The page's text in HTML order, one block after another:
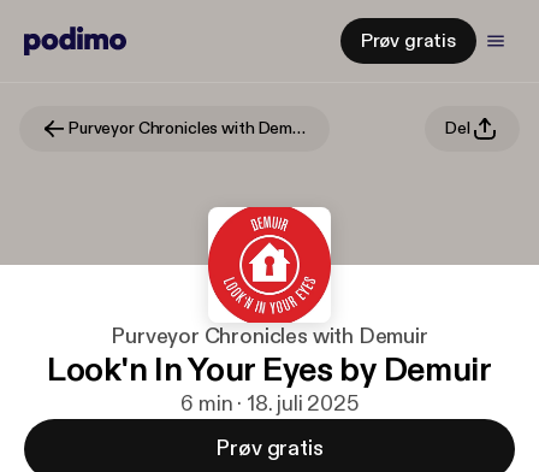
Prøv gratis
Purveyor Chronicles with Demuir Del
Purveyor Chronicles with Demuir
Look'n In Your Eyes by Demuir
6 min · 18. juli 2025
Prøv gratis